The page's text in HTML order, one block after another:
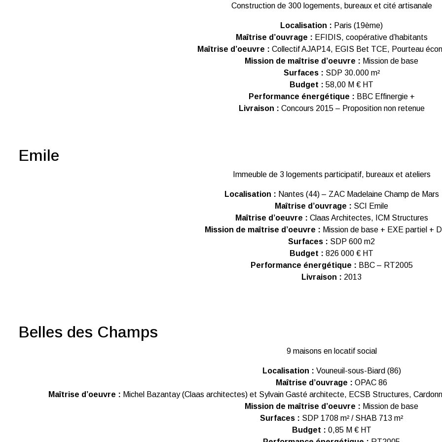
Construction de 300 logements, bureaux et cité artisanale
Localisation : Paris (19ème)
Maîtrise d’ouvrage : EFIDIS, coopérative d’habitants
Maîtrise d’oeuvre : Collectif AJAP14, EGIS Bet TCE, Pourteau
Mission de maîtrise d’oeuvre : Mission de base
Surfaces : SDP 30.000 m²
Budget : 58,00 M € HT
Performance énergétique : BBC Effinergie +
Livraison : Concours 2015 – Proposition non retenue
Emile
Immeuble de 3 logements participatif, bureaux et ateliers
Localisation : Nantes (44) – ZAC Madelaine Champ de Mars
Maîtrise d’ouvrage : SCI Emile
Maîtrise d’oeuvre : Claas Architectes, ICM Structures
Mission de maîtrise d’oeuvre : Mission de base + EXE partiel +
Surfaces : SDP 600 m2
Budget : 826 000 € HT
Performance énergétique : BBC – RT2005
Livraison : 2013
Belles des Champs
9 maisons en locatif social
Localisation : Vouneuil-sous-Biard (86)
Maîtrise d’ouvrage : OPAC 86
Maîtrise d’oeuvre : Michel Bazantay (Claas architectes) et Sylvain Gasté architecte, ECSB Structures,
Mission de maîtrise d’oeuvre : Mission de base
Surfaces : SDP 1708 m² / SHAB 713 m²
Budget : 0,85 M € HT